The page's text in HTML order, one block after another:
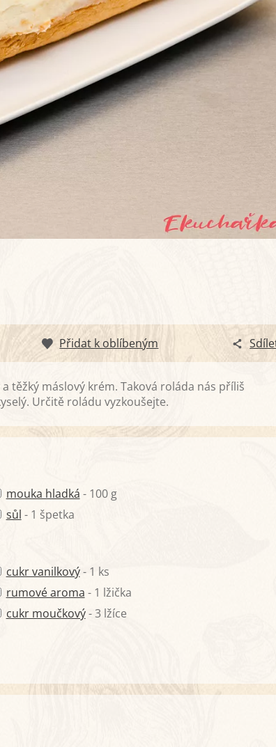
Přidat k oblíbeným
těžký máslový krém. Taková roláda nás příliš
Určitě roládu vyzkoušejte.
mouka hladká - 100 g
sůl - 1 špetka
cukr vanilkový- 1 ks
rumové aroma - 1 lžička
cukr moučkový- 3 lžíce